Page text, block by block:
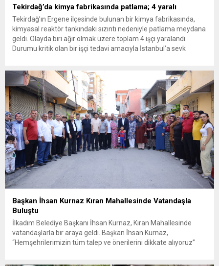
Tekirdağ’da kimya fabrikasında patlama; 4 yaralı
Tekirdağ’ın Ergene ilçesinde bulunan bir kimya fabrikasında,
kimyasal reaktör tankındaki sızıntı nedeniyle patlama meydana
geldi. Olayda biri ağır olmak üzere toplam 4 işçi yaralandı.
Durumu kritik olan bir işçi tedavi amacıyla İstanbul’a sevk
ilçesine...
Başkan İhsan Kurnaz Kıran Mahallesinde Vatandaşla
Buluştu
İlkadım Belediye Başkanı İhsan Kurnaz, Kıran Mahallesinde
vatandaşlarla bir araya geldi. Başkan İhsan Kurnaz,
“Hemşehrilerimizin tüm talep ve önerilerini dikkate alıyoruz”